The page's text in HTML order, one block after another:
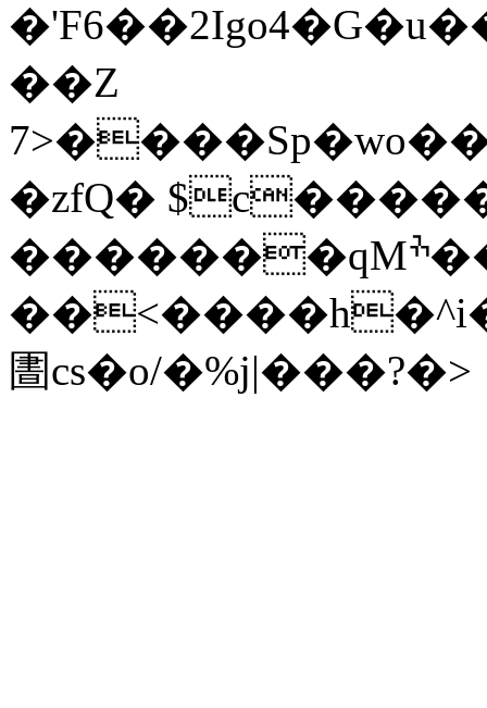
�'F6�
��Z
�zfQ�
�������qMׯ���>���w1�.|
圕cs�o/�%j|���?�>